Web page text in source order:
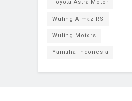
Toyota Astra Motor
Wuling Almaz RS
Wuling Motors
Yamaha Indonesia